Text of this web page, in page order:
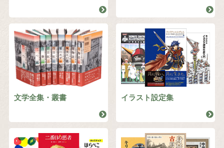
文学全集・叢書 イラスト設定集